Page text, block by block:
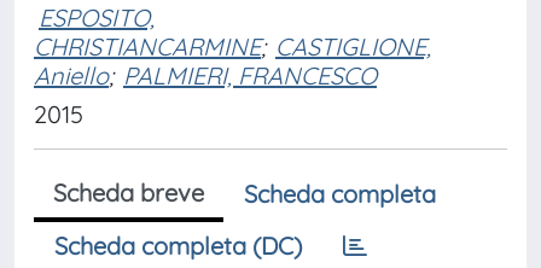
ESPOSITO,
CHRISTIANCARMINE; CASTIGLIONE,
Aniello; PALMIERI, FRANCESCO
2015
Scheda breve
Scheda completa
Scheda completa (DC)